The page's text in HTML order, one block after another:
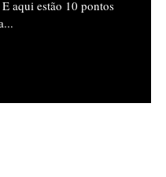
aqui estão 10 pontos